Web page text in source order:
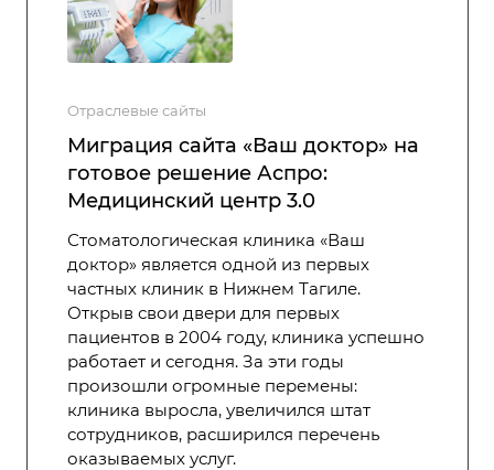
Отраслевые сайты
Миграция сайта «Ваш доктор» на
готовое решение Аспро:
Медицинский центр 3.0
Стоматологическая клиника «Ваш
доктор» является одной из первых
частных клиник в Нижнем Тагиле.
Открыв свои двери для первых
пациентов в 2004 году, клиника успешно
работает и сегодня. За эти годы
произошли огромные перемены:
клиника выросла, увеличился штат
сотрудников, расширился перечень
оказываемых услуг.